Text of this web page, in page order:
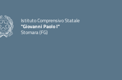
Istituto Comprensivo Statale
"Giovanni Paolo I"
Stornara (FG)